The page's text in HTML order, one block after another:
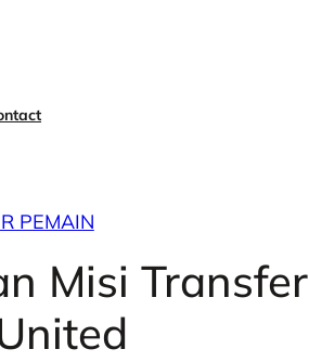
PEMAIN
Misi Transfer